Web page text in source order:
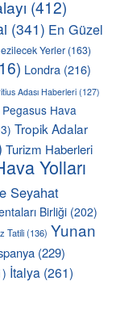
(412)
(341) En Güzel
Yerler (163)
Londra (216)
Adası Haberleri (127)
Pegasus Hava
Tropik Adalar
Turizm Haberleri
Yolları
Seyahat
Birliği (202)
Tatili(136) Yunan
(229)
İtalya (261)